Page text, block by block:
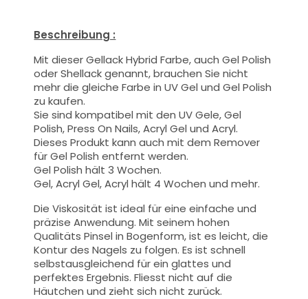
Beschreibung :
Mit dieser Gellack Hybrid Farbe, auch Gel Polish
oder Shellack genannt, brauchen Sie nicht
mehr die gleiche Farbe in UV Gel und Gel Polish
zu kaufen.
Sie sind kompatibel mit den UV Gele, Gel
Polish, Press On Nails, Acryl Gel und Acryl.
Dieses Produkt kann auch mit dem Remover
für Gel Polish entfernt werden.
Gel Polish hält 3 Wochen.
Gel, Acryl Gel, Acryl hält 4 Wochen und mehr.
Die Viskosität ist ideal für eine einfache und
präzise Anwendung.Mit seinem hohen
QualitätsPinsel in Bogenform, ist es leicht, die
Kontur des Nagels zu folgen. Es ist schnell
selbstausgleichend für ein glattes und
perfektes Ergebnis. Fliesst nicht auf die
Häutchen und zieht sich nicht zurück.